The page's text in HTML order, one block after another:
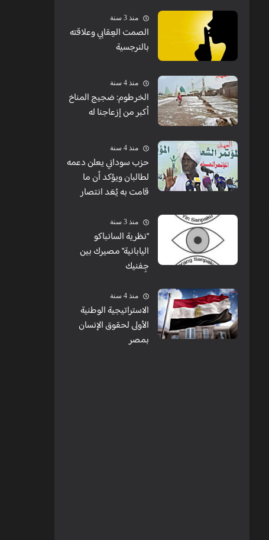
منذ 3 سنة
الصمت العِقابي وعلاقته
بالنرجسية
منذ 4 سنة
الخرطوم: ضجيج المناخ
أكبر من إزعاجنا له
منذ 4 سنة
حزب سوداني يعلن دعمه
لطالبان ويؤكد أن ما
قامت به يُعَد انتصار
منذ 3 سنة
"نظرية السانباكو
اليابانية" مصيرك بين
جِفنيك
منذ 4 سنة
الاستراتيجية الوطنية
الأولى لحقوق الإنسان
بمصر